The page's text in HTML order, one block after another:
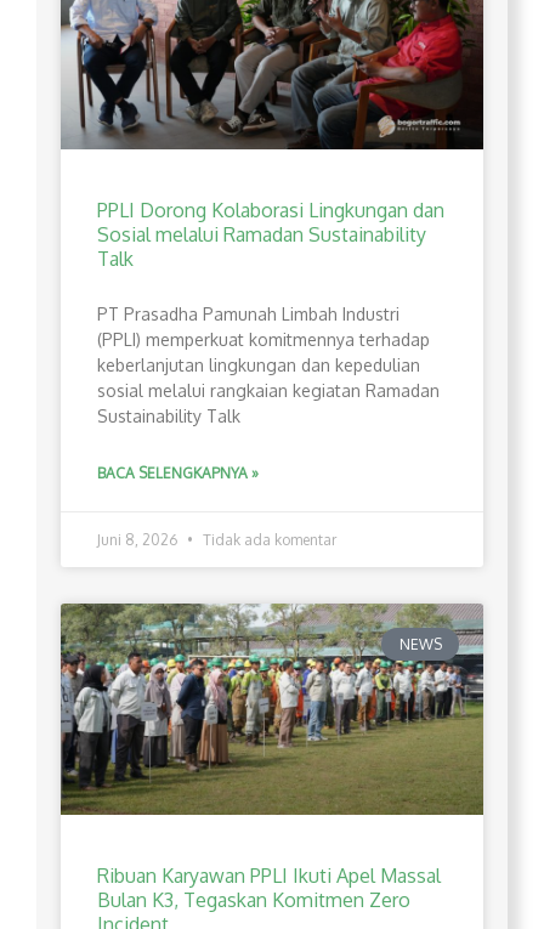
PPLI Dorong Kolaborasi Lingkungan dan
Sosial melalui Ramadan Sustainability
Talk
PT Prasadha Pamunah Limbah Industri
(PPLI) memperkuat komitmennya terhadap
keberlanjutan lingkungan dan kepedulian
sosial melalui rangkaian kegiatan Ramadan
Sustainability Talk
BACA SELENGKAPNYA »
Juni 8, 2026 Tidak ada komentar
NEWS
Ribuan Karyawan PPLI Ikuti Apel Massal
Bulan K3, Tegaskan Komitmen Zero